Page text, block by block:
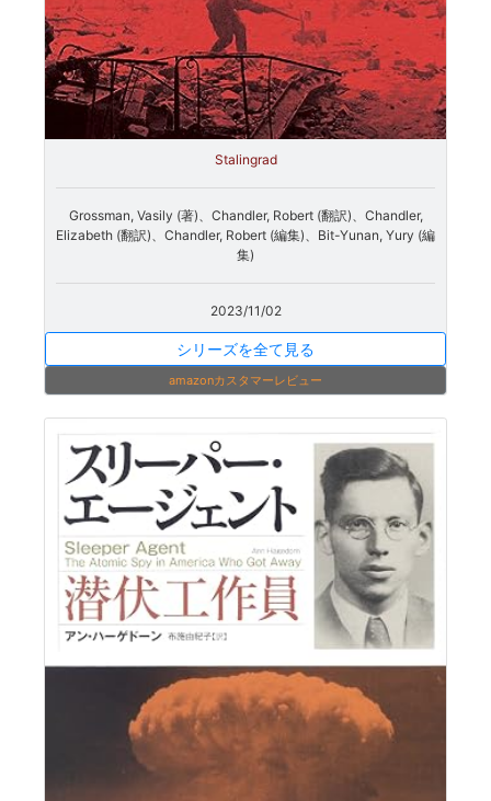
Stalingrad
Grossman, Vasily (著)、Chandler, Robert (翻訳)、Chandler,
Elizabeth (翻訳)、Chandler, Robert (編集)、Bit-Yunan, Yury (編
集)
2023/11/02
シリーズを全て見る
amazonカスタマーレビュー